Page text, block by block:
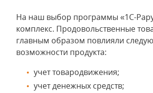
На наш выбор программы «1С-
комплекс. Продовольственные
главным образом повлияли
возможности продукта:
учет товародвижения;
учет денежных средств;